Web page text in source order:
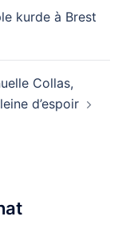
kurde à Brest
Collas,
d’espoir